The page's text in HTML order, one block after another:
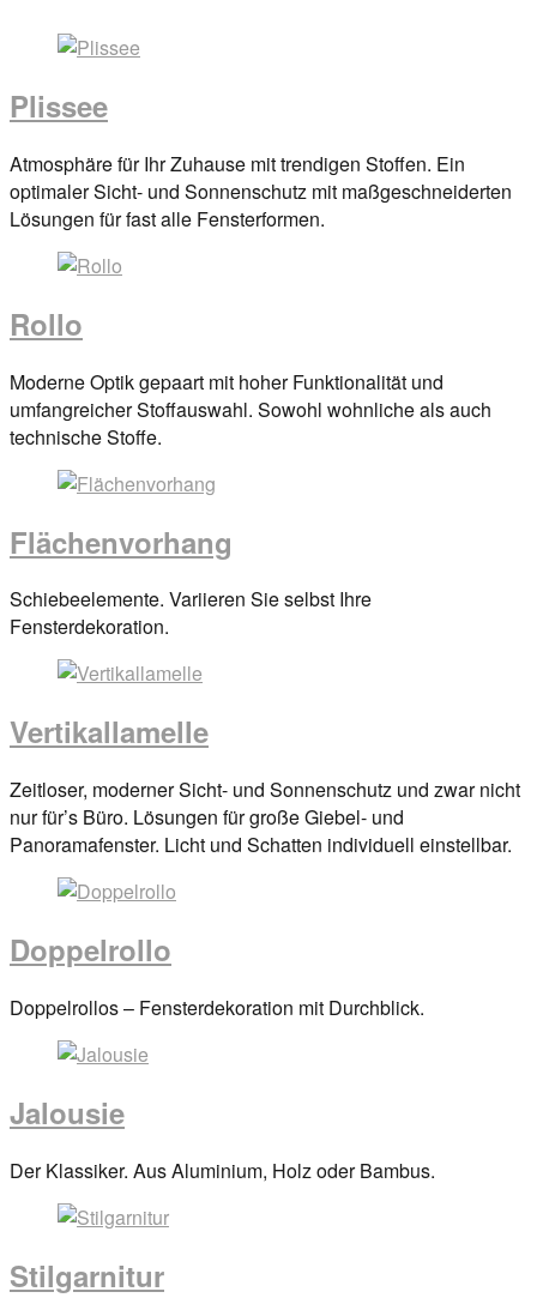
Plissee
Posted
on
29.
By
Atmosphäre für Ihr Zuhause mit trendigen Stoffen. Ein
optimaler Sicht- und Sonnenschutz mit maßgeschneiderten
Lösungen für fast alle Fensterformen.
Rollo
Posted
on
29.
By
Moderne Optik gepaart mit hoher Funktionalität und
umfangreicher Stoffauswahl. Sowohl wohnliche als auch
technische Stoffe.
Flächenvorhang
Posted
on
anova
Schiebeelemente. Variieren Sie selbst Ihre
Fensterdekoration.
Vertikallamelle
Posted
on
29.
By
Zeitloser, moderner Sicht- und Sonnenschutz und zwar nicht
nur für’s Büro. Lösungen für große Giebel- und
Panoramafenster. Licht und Schatten individuell einstellbar.
Doppelrollo
Posted
2017By
Doppelrollos – Fensterdekoration mit Durchblick.
Jalousie
Posted
2017 By
Der Klassiker. Aus Aluminium, Holz oder Bambus.
Stilgarnitur